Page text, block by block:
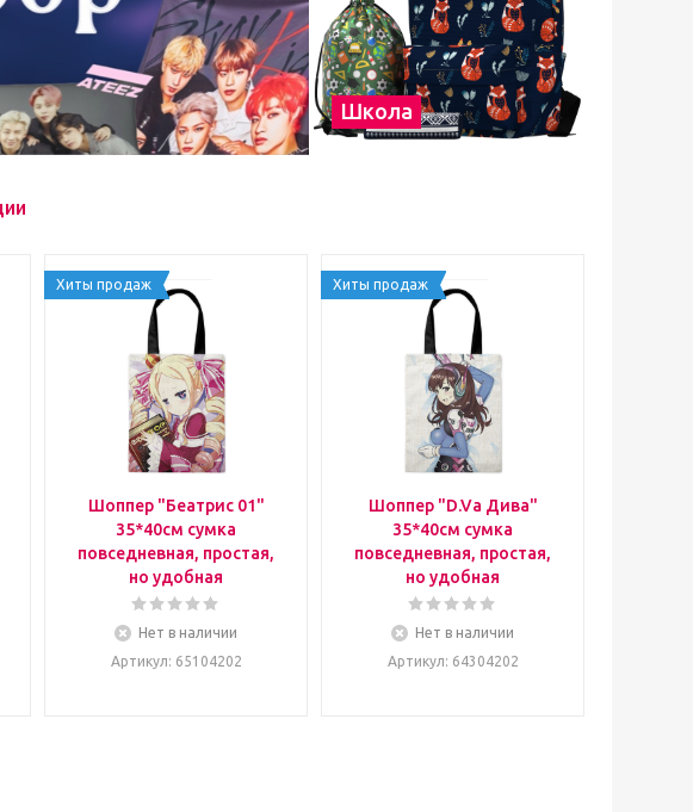
Школа
Хиты продаж
Шоппер "Беатрис 01"
35*40см сумка
повседневная, простая,
но удобная
Нет в наличии
Артикул: 65104202
Хиты продаж
Шоппер "D.Va Дива"
35*40см сумка
повседневная, простая,
но удобная
Нет в наличии
Артикул: 64304202